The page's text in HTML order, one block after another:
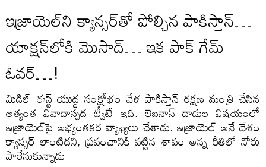
ఇజ్రాయెల్‌ని క్యాన్సర్‌తో పోల్చిన పాకిస్తాన్…
యాక్షన్‌లోకి మొసాద్… ఇక పాక్ గేమ్
ఓవర్…!
మిడిల్ ఈస్ట్ యుద్ధ సంక్షోభం వేళ పాకిస్తాన్ రక్షణ మంత్రి చేసిన
అత్యంత వివాదాస్పద ట్వీటే ఇది. లెబనాన్‌ దాడుల విషయంలో
ఇజ్రాయెల్‌పై అభ్యంతకర వ్యాఖ్యలు చేశాడు. ఇజ్రాయెల్‌ అనే దేశం
క్యాన్సర్‌ లాంటిదని, ప్రపంచానికి పట్టిన శాపం అన్న రీతిలో నోరు
పారేసుకున్నాడు